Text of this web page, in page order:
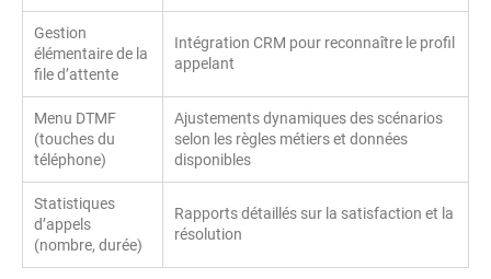
Gestion
élémentaire de la
file d’attente
Intégration CRM pour reconnaître le profil
appelant
Menu DTMF
(touches du
téléphone)
Ajustements dynamiques des scénarios
selon les règles métiers et données
disponibles
Statistiques
d’appels
(nombre, durée)
Rapports détaillés sur la satisfaction et la
résolution